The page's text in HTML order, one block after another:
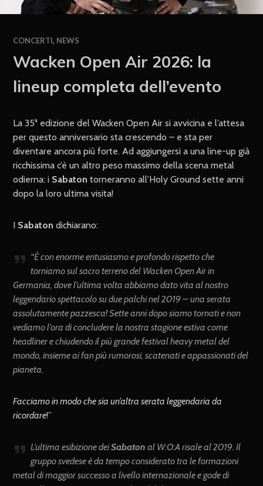
CONCERTI, NEWS
Wacken Open Air 2026: la
lineup completa dell’evento
La 35ª edizione del Wacken Open Air si avvicina e l’attesa
per questo anniversario sta crescendo – e sta per
diventare ancora più forte. Ad aggiungersi a una line-up già
ricchissima c’è un altro peso massimo della scena metal
odierna: i Sabaton torneranno all’Holy Ground sette anni
dopo la loro ultima visita!
I Sabaton dichiarano:
“È con enorme entusiasmo e profondo rispetto che
torniamo sul sacro terreno del Wacken Open Air in
Germania, dove l’ultima volta abbiamo dato vita al nostro
leggendario spettacolo su due palchi nel 2019 – una serata
assolutamente pazzesca! Sette anni dopo siamo tornati e non
vediamo l’ora di concludere la nostra stagione estiva come
headliner e chiudendo il più grande festival heavy metal del
mondo, insieme ai fan più rumorosi, scatenati e appassionati del
pianeta.
Facciamo in modo che sia un’altra serata leggendaria da
ricordare!”
L’ultima esibizione deiSabaton al W:O:A risale al 2019. Il
gruppo svedese è da tempo considerato tra le formazioni
metal di maggior successo a livello internazionale e gode di